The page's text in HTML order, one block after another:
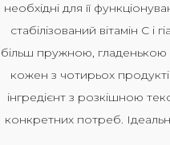
необхідні для її
стабілізований вітамін С
більш пружною, гладенькою
кожен з чотирьох
інгредієнт з розкішною
конкретних потреб.